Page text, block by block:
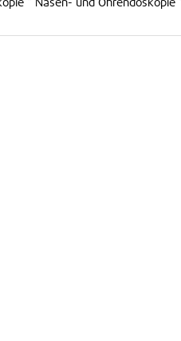
* Nasen- und Ohrendoskopie